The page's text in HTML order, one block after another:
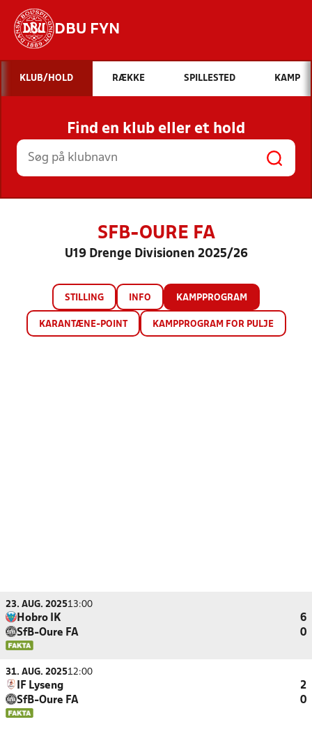
DBU FYN
Hvad vil du søge efter?
INDHOLD OG NYHEDER
STILLINGER, RESULTATER, KLUBBER OG
HOLD
KLUB/HOLD RÆKKE SPILLESTED KAMP
Find en klub eller et hold
SFB-OURE FA
U19 Drenge Divisionen 2025/26
STILLING INFO KAMPPROGRAM
KARANTÆNE-POINT KAMPPROGRAM FOR PULJE
23. AUG. 202513:00
Hobro IK
6
SfB-Oure FA
0
31. AUG. 202512:00
IF Lyseng
2
SfB-Oure FA
0